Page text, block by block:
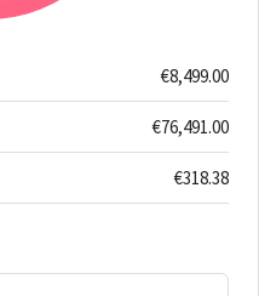
€8,499.00
€76,491.00
€318.38